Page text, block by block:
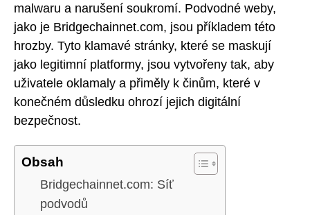
malwaru a narušení soukromí. Podvodné weby,
jako je Bridgechainnet.com, jsou příkladem této
hrozby. Tyto klamavé stránky, které se maskují
jako legitimní platformy, jsou vytvořeny tak, aby
uživatele oklamaly a přiměly k činům, které v
konečném důsledku ohrozí jejich digitální
bezpečnost.
Obsah
Bridgechainnet.com: Síť
podvodů